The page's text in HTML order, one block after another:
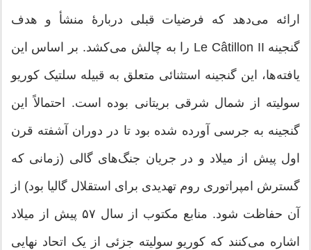
ارائه می‌دهد که فرضیات قبلی دربارهٔ منشأ و هدف
گنجینه Le Câtillon II را به چالش می‌کشد. بر اساس این
یافته‌ها، این گنجینه استثنائی متعلق به قبیله سلتیک کوریو
سولیته از شمال شرقی بریتانی بوده است. احتمالاً این
گنجینه به جرسی آورده شده بود تا در دوران آشفته قرن
اول پیش از میلاد و در جریان جنگ‌های گالی (زمانی که
گسترش امپراتوری روم تهدیدی برای استقلال گالیا بود) از
آن حفاظت شود. منابع مکتوب از سال ۵۷ پیش از میلاد
اشاره می‌کنند که کوریو سولیته جزئی از یک اتحاد نهایی